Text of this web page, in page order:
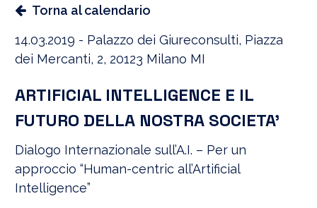
Torna al calendario
14.03.2019 - Palazzo dei Giureconsulti, Piazza
dei Mercanti, 2, 20123 Milano MI
ARTIFICIAL INTELLIGENCE E IL
FUTURO DELLA NOSTRA SOCIETA’
Dialogo Internazionale sull’A.I. – Per un
approccio “Human-centric all’Artificial
Intelligence”